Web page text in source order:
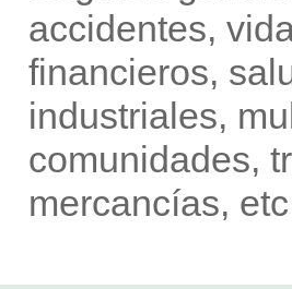
accidentes,
financieros,
industriales,
comunidades,
mercancías,